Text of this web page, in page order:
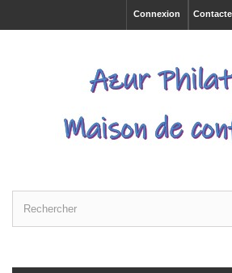
Connexion